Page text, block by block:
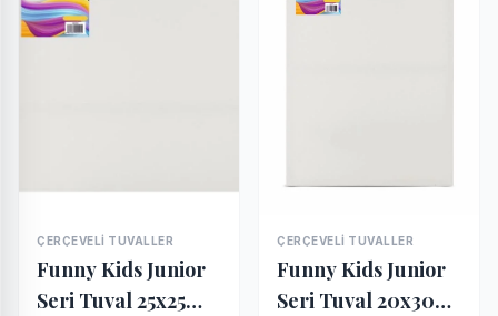
ÇERÇEVELI TUVALLER
Funny Kids Junior
Seri Tuval 25x25
ÇERÇEVELI TUVALLER
Funny Kids Junior
Seri Tuval 20x30